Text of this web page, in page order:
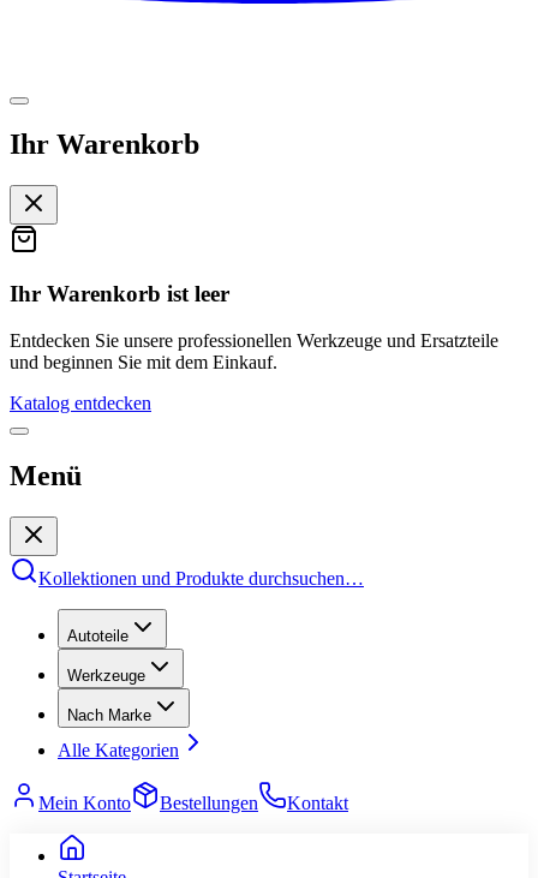
Ihr Warenkorb
Ihr Warenkorb ist leer
Entdecken Sie unsere professionellen Werkzeuge und Ersatzteile
und beginnen Sie mit dem Einkauf.
Katalog entdecken
Menü
Kollektionen und Produkte durchsuchen…
Autoteile
Werkzeuge
Nach Marke
Alle Kategorien
Mein Konto Bestellungen Kontakt